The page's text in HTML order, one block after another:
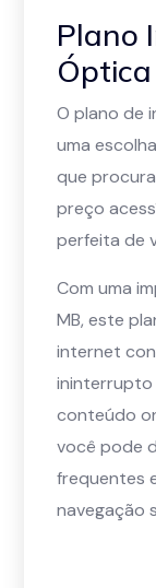
Plano
O plano de
uma
que
preço
perfeita de
Com uma
MB, este
internet
ininterrupto
conteúdo
você pode
frequentes
navegação